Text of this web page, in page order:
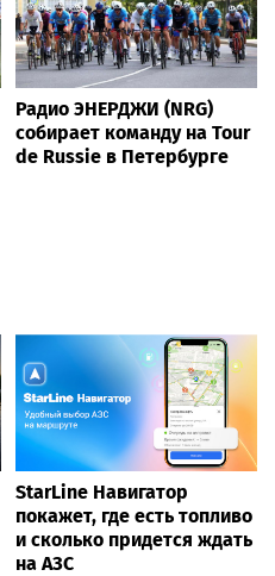
Радио ЭНЕРДЖИ (NRG)
собирает команду на Tour
de Russie в Петербурге
StarLine Навигатор
покажет, где есть топливо
и сколько придется ждать
на АЗС